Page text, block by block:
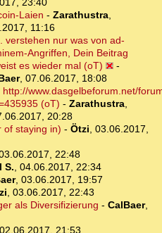
23:40
Laien - Zarathustra,
11:16
verstehen nur was von ad-
Angriffen, Dein Beitrag
es wieder mal (oT)
-
, 07.06.2017, 18:08
http://www.dasgelbeforum.net/
(oT) - Zarathustra,
20:28
of staying in) - Ötzi, 03.06.2017,
22:48
S., 04.06.2017, 22:34
, 03.06.2017, 19:57
, 03.06.2017, 22:43
als Diversifizierung - CalBaer,
02.06.2017, 21:53